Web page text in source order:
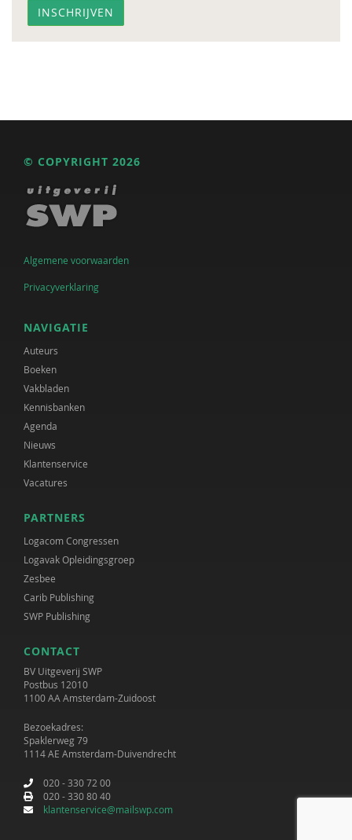
© COPYRIGHT 2026
Algemene voorwaarden
Privacyverklaring
NAVIGATIE
Auteurs
Boeken
Vakbladen
Kennisbanken
Agenda
Nieuws
Klantenservice
Vacatures
PARTNERS
Logacom Congressen
Logavak Opleidingsgroep
Zesbee
Carib Publishing
SWP Publishing
CONTACT
BV Uitgeverij SWP
Postbus 12010
1100 AA Amsterdam-Zuidoost
Bezoekadres:
Spaklerweg 79
1114 AE Amsterdam-Duivendrecht
020 - 330 72 00
020 - 330 80 40
klantenservice@mailswp.com